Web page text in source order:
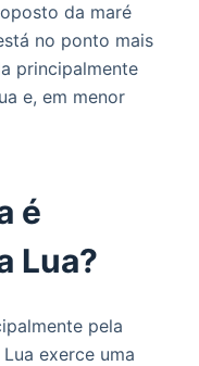
da maré
no ponto mais
principalmente
e, em menor
é
Lua?
pela
exerce uma